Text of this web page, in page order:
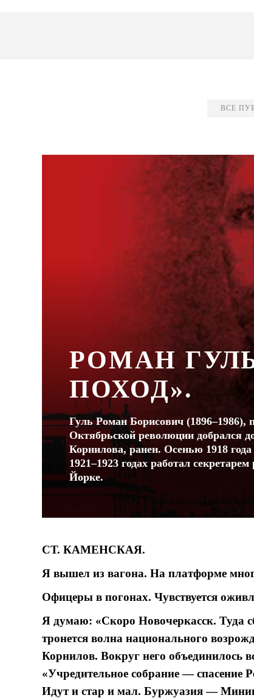
ВСЕ
РОМАН
ПОХОД».
Гуль Роман Борисович (1896–1986),
Октябрьской революции добрался
Корнилова, ранен. Осенью 1918
1921–1923 годах работал
Йорке.
СТ. КАМЕНСКАЯ.
Я вышел из вагона. На платформе
Офицеры в погонах. Чувствуется
Я думаю: «Скоро Новочеркасск. Туда
тронется волна национального
Корнилов. Вокруг него объединилось
«Учредительное собрание — спасение
Идут и стар и мал. Буржуазия —